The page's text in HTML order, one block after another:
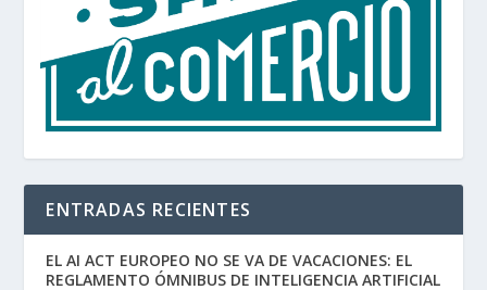
ENTRADAS RECIENTES
EL AI ACT EUROPEO NO SE VA DE VACACIONES: EL
REGLAMENTO ÓMNIBUS DE INTELIGENCIA ARTIFICIAL